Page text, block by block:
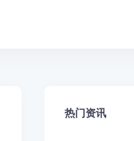
热门资讯